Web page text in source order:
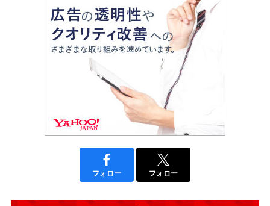
フォロー フォロー